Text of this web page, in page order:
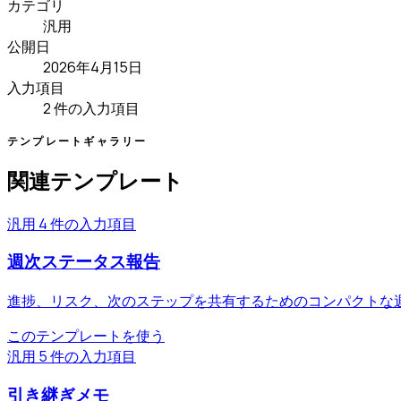
カテゴリ
汎用
公開日
2026年4月15日
入力項目
2 件の入力項目
テンプレートギャラリー
関連テンプレート
汎用 4 件の入力項目
週次ステータス報告
進捗、リスク、次のステップを共有するためのコンパクト
このテンプレートを使う
汎用 5 件の入力項目
引き継ぎメモ